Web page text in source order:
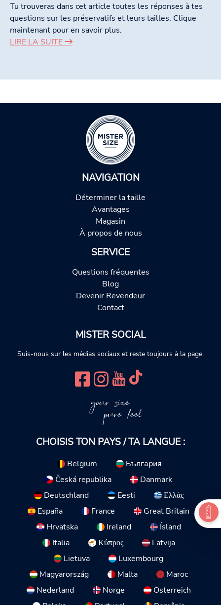
Tu trouveras dans cet article toutes les réponses à tes
questions sur les préservatifs et leurs tailles. Clique
maintenant pour en savoir plus.
LIRE LA SUITE
NAVIGATION
Déterminer la taille
Avantages
Magasin
À propos de nous
SERVICE
Questions fréquentes
Blog
Devenir Revendeur
Contact
MISTER SOCIAL
Suis-nous sur les médias sociaux et reste toujours à la page.
your size
pure feel
CHOISIS TON PAYS / TA LANGUE :
Belgium
България
Česká republika
Danmark
Deutschland
Eesti
Ελλάς
España
France
Great Britain
Hrvatska
Ireland
Ísland
Italia
Κύπρος
Latvija
Lietuva
Luxembourg
Magyarország
Malta
Maroc
Nederland
Norge
Österreich